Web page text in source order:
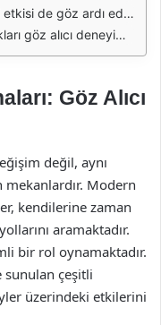
elde etmelerine olanak tanımaktadır. Bu tür teknolojik yenilikler, güzellik merkezlerinin rekabet avantajını artırmakta ve müşteri memnuniyetini sağlamaktadır.
yere sahiptir. Müşteri memnuniyeti, uzman kadro ve teknolojik yenilikler, güzellik merkezlerinin başarısını belirleyen ana unsurlardır.
Göz Alıcı
değil, aynı
Modern
kendilerine zaman
aramaktadır.
bir rol oynamaktadır.
sunulan çeşitli
üzerindeki etkilerini